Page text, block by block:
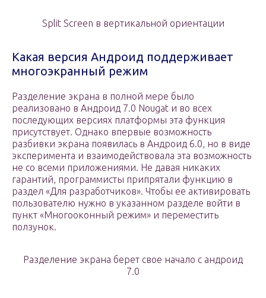
Split Screen в вертикальной ориентации
Какая версия Андроид поддерживает
многоэкранный режим
Разделение экрана в полной мере было
реализовано в Андроид 7.0 Nougat и во всех
последующих версиях платформы эта функция
присутствует. Однако впервые возможность
разбивки экрана появилась в Андроид 6.0, но в виде
эксперимента и взаимодействовала эта возможность
не со всеми приложениями. Не давая никаких
гарантий, программисты припрятали функцию в
раздел «Для разработчиков». Чтобы ее активировать
пользователю нужно в указанном разделе войти в
пункт «Многооконный режим» и переместить
ползунок.
Разделение экрана берет свое начало с андроид
7.0